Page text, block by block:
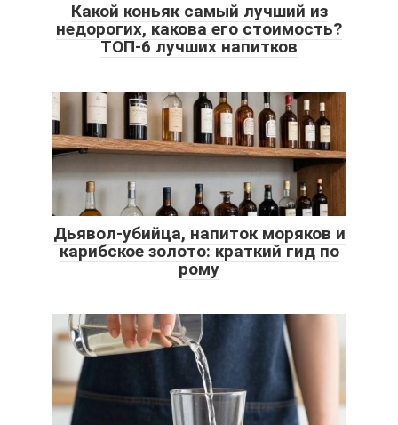
Какой коньяк самый лучший из
недорогих, какова его стоимость?
ТОП-6 лучших напитков
Дьявол-убийца, напиток моряков и
карибское золото: краткий гид по
рому